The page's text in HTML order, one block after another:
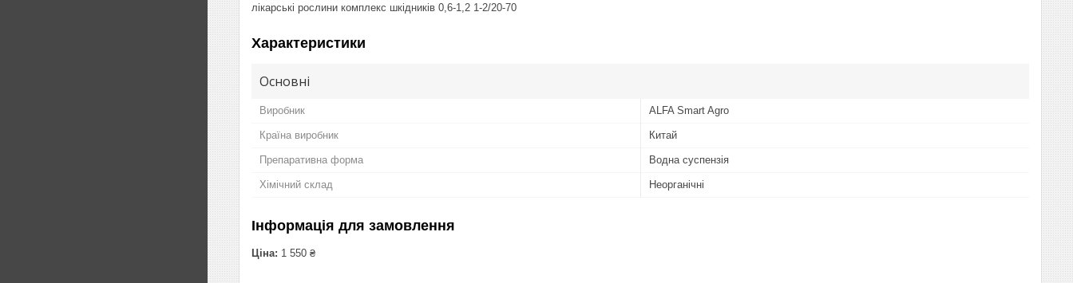
лікарські рослини комплекс шкідників 0,6-1,2 1-2/20-70
Характеристики
Основні
Виробник ALFA Smart Agro
Країна виробник Китай
Препаративна форма Водна суспензія
Хімічний склад Неорганічні
Інформація для замовлення
Ціна: 1 550 ₴